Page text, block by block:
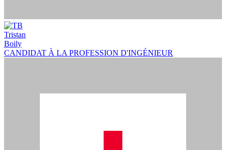
Tristan
Boily
CANDIDAT À LA PROFESSION D'INGÉNIEUR